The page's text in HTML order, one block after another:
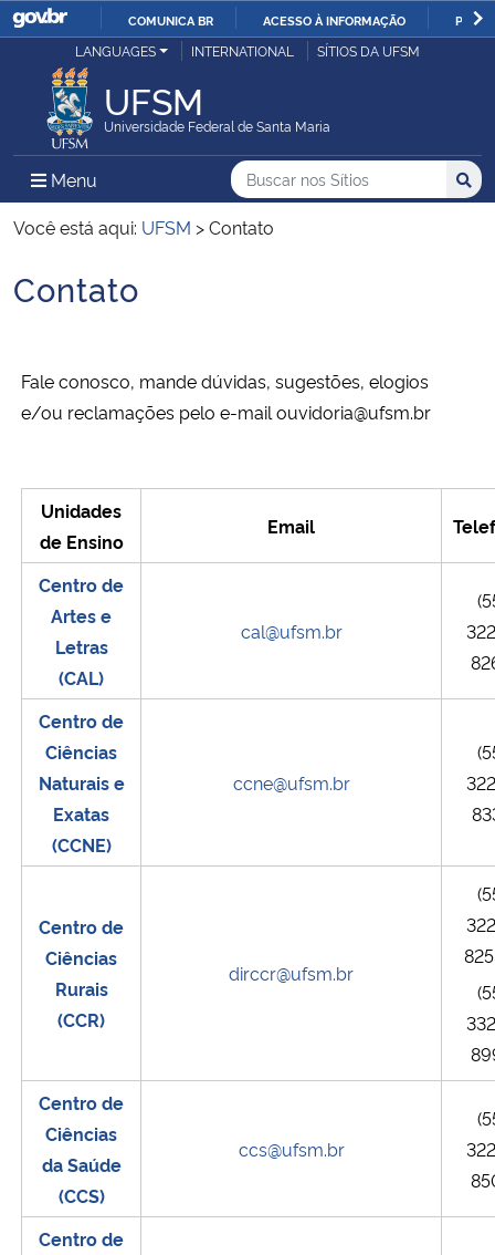
IR
COMUNICA BR ACESSO À INFORMAÇÃO
Ministério da Justiça e Segurança Pública
Ministério da Defesa
Ministério das Relações Exteriores
Ministério da Economia
Ministério da Agricultura, Pecuária e Abastecimento
Ministério da Cidadania
Ministério da Ciência, Tecnologia, Inovações e Comunicações
Ministério do Meio Ambiente
Ministério do Turismo
Ministério do Desenvolvimento Regional
Controladoria-Geral da União
Ministério da Mulher, da Família e dos Direitos Humanos
Secretaria de Governo
Gabinete de Segurança Institucional
Advocacia-Geral da União
LANGUAGES INTERNATIONAL SÍTIOS DA UFSM
UFSM
Universidade Federal de Santa Maria
Menu Menu Principal do Sítio
Busca
Buscar no nos Sítios
Busca:
Você está aqui: UFSM >Contato
Início do conteúdo
Contato
Fale conosco, mande dúvidas, sugestões, elogios
e/ou reclamações pelo e-mail ouvidoria@ufsm.br
Unidades
de Ensino
Email
Centro de
Artes e
Letras
(CAL)
cal@ufsm.br
Centro de
Ciências
Naturais e
Exatas
(CCNE)
ccne@ufsm.br
Centro de
Ciências
Rurais
(CCR)
dirccr@ufsm.br
Centro de
Ciências
da Saúde
(CCS)
ccs@ufsm.br
Centro de